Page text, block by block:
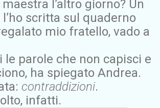
l’altro giorno? Un
scritta sul quaderno
mio fratello, vado a
le parole che non capisci e
ha spiegato Andrea.
contraddizioni.
infatti.